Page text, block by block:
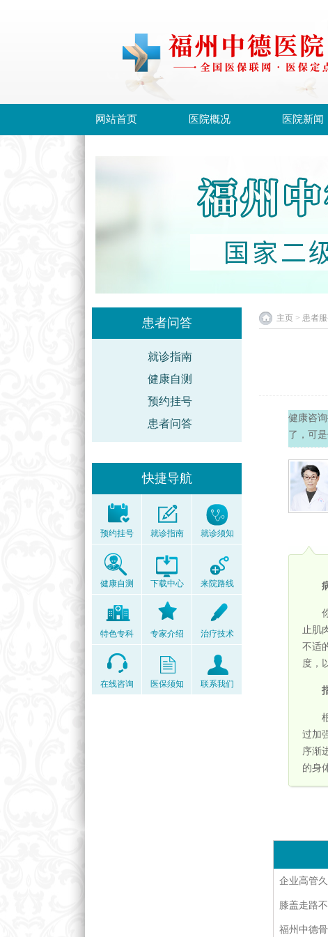
网站首页 医院概况 医院新闻
患者问答
就诊指南
健康自测
预约挂号
患者问答
快捷导航
预约挂号 就诊指南 就诊须知
健康自测 下载中心 来院路线
特色专科 专家介绍 治疗技术
在线咨询 医保须知 联系我们
主页 > 患者
健康咨
了，可
病
你
止肌
不适
度，
指
根
过加
序渐
的身
企业高管
膝盖走路
福州中德